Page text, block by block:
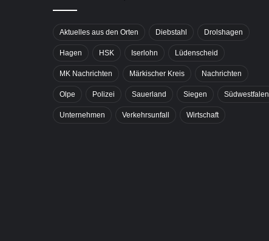
Aktuelles aus den Orten Diebstahl Drolshagen
Hagen HSK Iserlohn Lüdenscheid
MK Nachrichten Märkischer Kreis Nachrichten
Olpe Polizei Sauerland Siegen Südwestfalen
Unternehmen Verkehrsunfall Wirtschaft